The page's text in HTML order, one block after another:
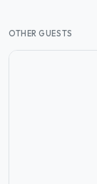
OTHER GUESTS